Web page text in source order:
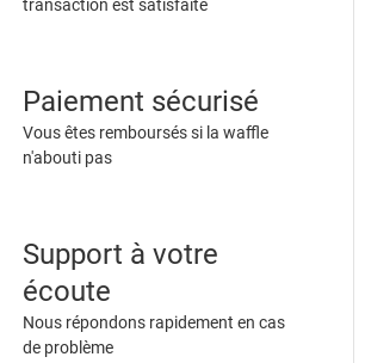
transaction est satisfaite
Paiement sécurisé
Vous êtes remboursés si la waffle
n'abouti pas
Support à votre
écoute
Nous répondons rapidement en cas
de problème